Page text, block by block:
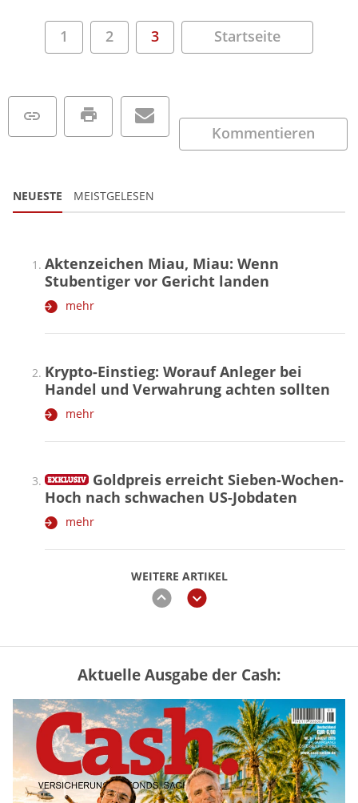
1 2 3 Startseite
Kommentieren
NEUESTE MEISTGELESEN
WEITERE ARTIKEL
zurückweiter
Aktenzeichen Miau, Miau: Wenn
Stubentiger vor Gericht landen
mehr
Krypto-Einstieg: Worauf Anleger bei
Handel und Verwahrung achten sollten
mehr
Goldpreis erreicht Sieben-Wochen-
Hoch nach schwachen US-Jobdaten
mehr
Vermieter-Zutritt: Wann Mieter
die Wohnung öffnen müssen
mehr
Goldpreis erreicht Sieben-Wochen-
Aktuelle Ausgabe der Cash: